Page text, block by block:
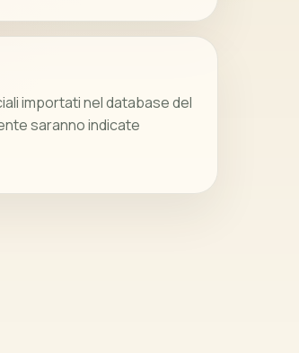
importati nel database del
saranno indicate